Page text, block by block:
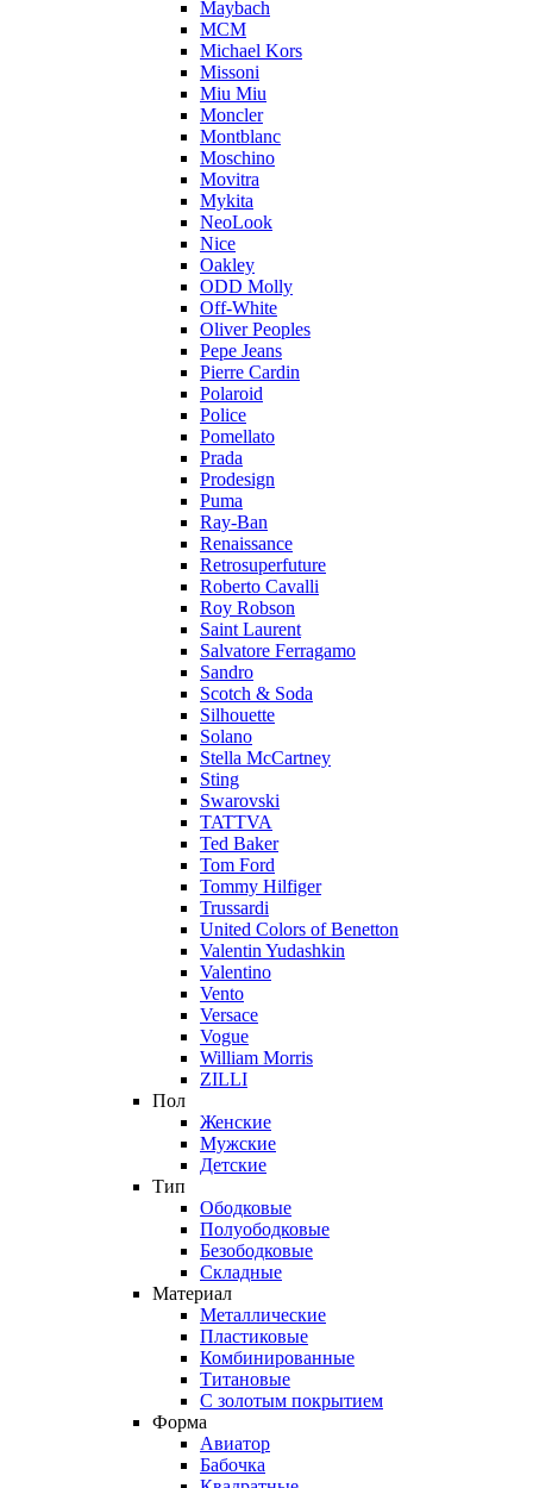
Maybach
MCM
Michael Kors
Missoni
Miu Miu
Moncler
Montblanc
Moschino
Movitra
Mykita
NeoLook
Nice
Oakley
ODD Molly
Off-White
Oliver Peoples
Pepe Jeans
Pierre Cardin
Polaroid
Police
Pomellato
Prada
Prodesign
Puma
Ray-Ban
Renaissance
Retrosuperfuture
Roberto Cavalli
Roy Robson
Saint Laurent
Salvatore Ferragamo
Sandro
Scotch & Soda
Silhouette
Solano
Stella McCartney
Sting
Swarovski
TATTVA
Ted Baker
Tom Ford
Tommy Hilfiger
Trussardi
United Colors of Benetton
Valentin Yudashkin
Valentino
Vento
Versace
Vogue
William Morris
ZILLI
Пол
Женские
Мужские
Детские
Тип
Ободковые
Полуободковые
Безободковые
Складные
Материал
Металлические
Пластиковые
Комбинированные
Титановые
С золотым покрытием
Форма
Авиатор
Бабочка